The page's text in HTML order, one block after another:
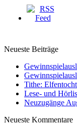
Neueste Beiträge
Tithe:
Lese- und
Neuzugänge
Neueste Kommentare